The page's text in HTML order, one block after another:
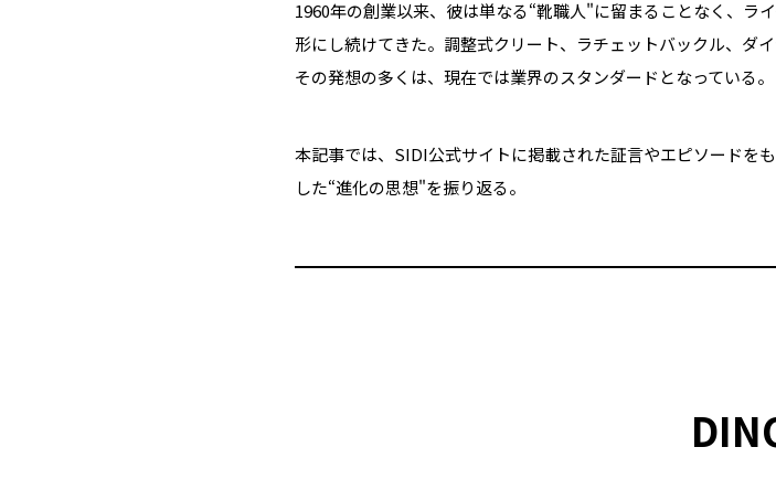
1960年の創業以来、彼は単なる“靴職人"に留まることなく、ラ
形にし続けてきた。調整式クリート、ラチェットバックル、ダ
その発想の多くは、現在では業界のスタンダードとなっている。
本記事では、SIDI公式サイトに掲載された証言やエピソードを
した“進化の思想"を振り返る。